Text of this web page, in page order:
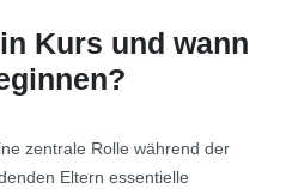
Kurs und wann
zentrale Rolle während der
Eltern essentielle